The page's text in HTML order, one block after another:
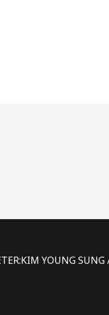
YOUNG